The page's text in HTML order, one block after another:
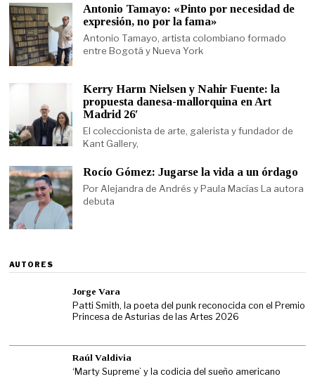
Antonio Tamayo: «Pinto por necesidad de
expresión, no por la fama»
Antonio Tamayo, artista colombiano formado
entre Bogotá y Nueva York
Kerry Harm Nielsen y Nahir Fuente: la
propuesta danesa-mallorquina en Art
Madrid 26′
El coleccionista de arte, galerista y fundador de
Kant Gallery,
Rocío Gómez: Jugarse la vida a un órdago
Por Alejandra de Andrés y Paula Macías La autora
debuta
AUTORES
Jorge Vara
Patti Smith, la poeta del punk reconocida con el Premio
Princesa de Asturias de las Artes 2026
Raúl Valdivia
‘Marty Supreme’ y la codicia del sueño americano